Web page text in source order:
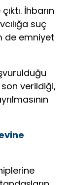
İhbarın
suç
de emniyet
verildiği,